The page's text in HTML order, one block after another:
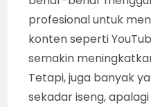
profesional untuk
konten seperti
semakin
Tetapi, juga banyak
sekadar iseng,